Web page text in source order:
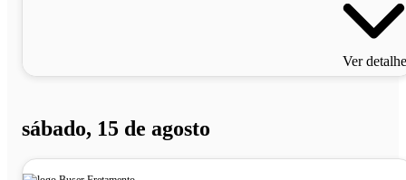
Ver
sábado, 15 de agosto